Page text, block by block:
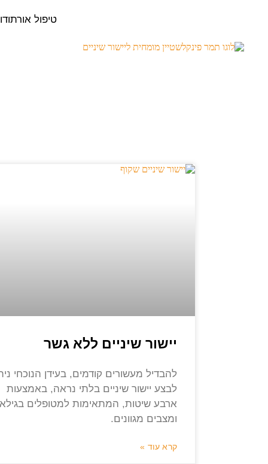
טיפול
יישור שיניים ללא גשר
להבדיל מעשורים קודמים, בעידן הנוכחי
לבצע יישור שיניים בלתי נראה, באמצעות
ארבע שיטות, המתאימות למטופלים
ומצבים מגוונים.
קרא עוד »